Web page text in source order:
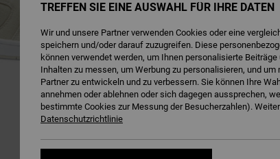
TREFFEN SIE EINE AUSWAHL FÜR IHRE DATEN
Wir und unsere Partner verwenden Cookies oder eine
speichern und/oder darauf zuzugreifen. Diese
können verwendet werden, um Ihnen personalisierte
Inhalten zu messen, um Werbung zu personalisieren, und
Partner zu entwickeln und zu verbessern. Sie können Ihre
annehmen oder ablehnen oder sich dagegen aussprechen,
bestimmte Cookies zur Messung der Besucherzahlen).
Datenschutzrichtlinie